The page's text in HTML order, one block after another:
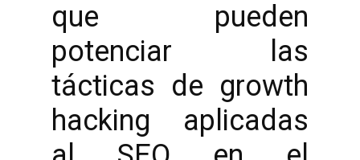
que pueden
potenciar las
tácticas de growth
hacking aplicadas